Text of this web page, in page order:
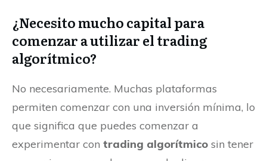
¿Necesito mucho capital para
comenzar a utilizar el trading
algorítmico?
No necesariamente. Muchas plataformas
permiten comenzar con una inversión mínima, lo
que significa que puedes comenzar a
experimentar con trading algorítmico sin tener